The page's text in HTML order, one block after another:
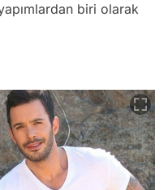
biri olarak